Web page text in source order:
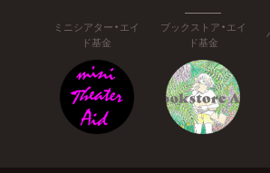
ミニシアター・エイ
ド基金
ブックストア・エイ
ド基金